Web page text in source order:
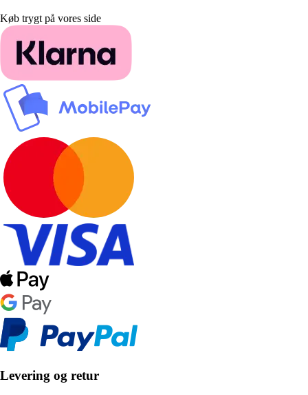
Køb trygt på vores side
Levering og retur